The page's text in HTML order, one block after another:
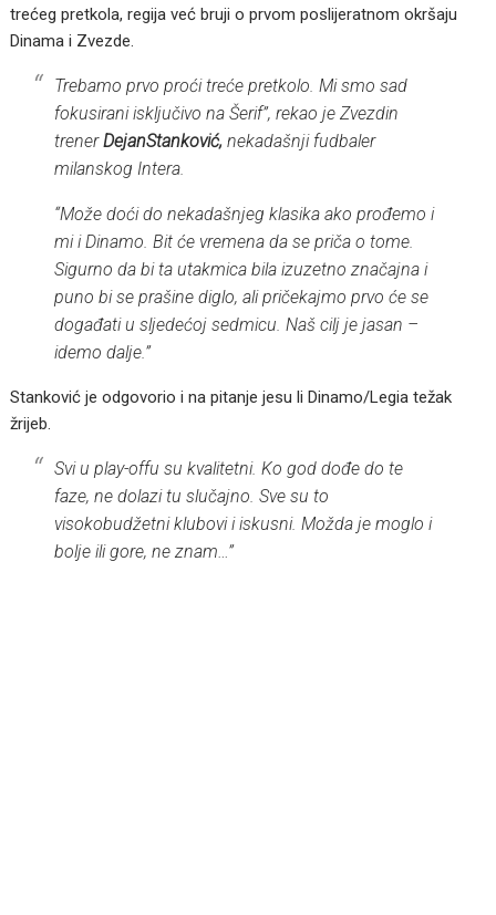
trećeg pretkola, regija već bruji o prvom poslijeratnom okršaju
Dinama i Zvezde.
Trebamo prvo proći treće pretkolo. Mi smo sad
fokusirani isključivo na Šerif”, rekao je Zvezdin
trenerDejanStanković, nekadašnji fudbaler
milanskog Intera.
“Može doći do nekadašnjeg klasika ako prođemo i
mi i Dinamo. Bit će vremena da se priča o tome.
Sigurno da bi ta utakmica bila izuzetno značajna i
puno bi se prašine diglo, ali pričekajmo prvo će se
događati u sljedećoj sedmicu. Naš cilj je jasan –
idemo dalje.”
Stanković je odgovorio i na pitanje jesu li Dinamo/Legia težak
žrijeb.
Svi u play-offu su kvalitetni. Ko god dođe do te
faze, ne dolazi tu slučajno. Sve su to
visokobudžetni klubovi i iskusni. Možda je moglo i
bolje ili gore, ne znam…”